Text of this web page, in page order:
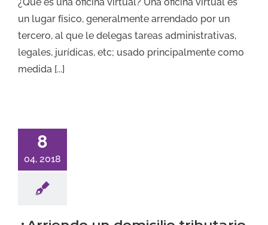
un lugar físico, generalmente arrendado por un
tercero, al que le delegas tareas administrativas,
legales, jurídicas, etc; usado principalmente como
medida [...]
8
04, 2018